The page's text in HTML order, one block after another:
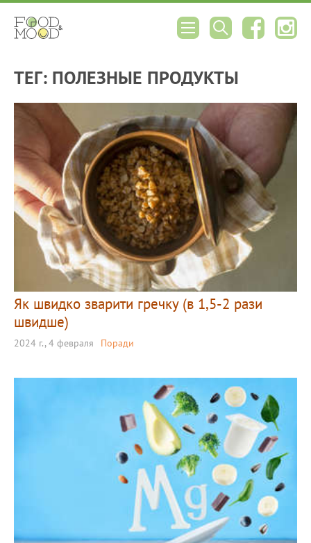
ТЕГ: ПОЛЕЗНЫЕ ПРОДУКТЫ
Як швидко зварити гречку (в 1,5-2 рази
швидше)
2024 г., 4 февраля Поради